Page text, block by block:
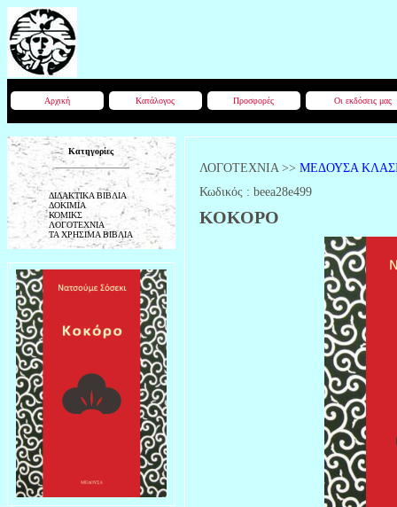
Αρχική Κατάλογος Προσφορές Οι εκδόσεις μας
Κατηγορίες
ΔΙΔΑΚΤΙΚΑ ΒΙΒΛΙΑ
ΔΟΚΙΜΙΑ
ΚΟΜΙΚΣ
ΛΟΓΟΤΕΧΝΙΑ
ΤΑ ΧΡΗΣΙΜΑ ΒΙΒΛΙΑ
ΛΟΓΟΤΕΧΝΙΑ >> ΜΕΔΟΥΣΑ
Κωδικός : beea28e499
ΚΟΚΟΡΟ